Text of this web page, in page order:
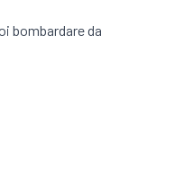
bombardare da